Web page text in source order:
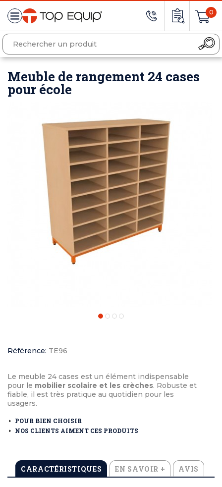
0
Meuble de rangement 24 cases
pour école
Référence: TE96
Le meuble 24 cases est un élément indispensable
pour le mobilier scolaire et les crèches. Robuste et
fiable, il est très pratique au quotidien pour les
usagers.
POUR BIEN CHOISIR
NOS CLIENTS AIMENT CES PRODUITS
CARACTÉRISTIQUES EN SAVOIR + AVIS